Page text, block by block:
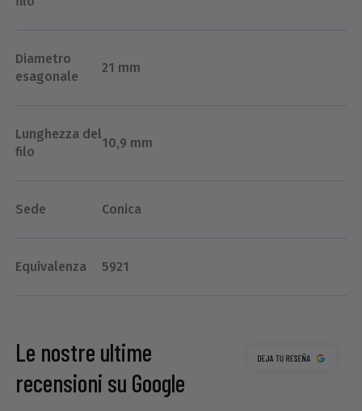
Diametro
esagonale
21 mm
Lunghezza del
filo
10,9 mm
Sede Conica
Equivalenza 5921
Le nostre ultime
recensioni su Google